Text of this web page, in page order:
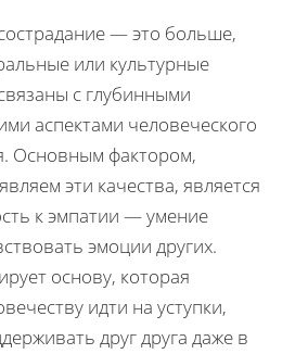
— это больше,
или культурные
с глубинными
аспектами человеческого
Основным фактором,
эти качества, является
к эмпатии — умение
эмоции других.
основу, которая
идти на уступки,
друг друга даже в